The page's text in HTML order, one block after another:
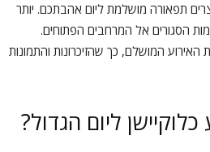
תפאורה מושלמת ליום אהבתכם. יותר
הסגורים אל המרחבים הפתוחים.
האירוע המושלם, כך שהזיכרונות והתמונות
ליום הגדול?